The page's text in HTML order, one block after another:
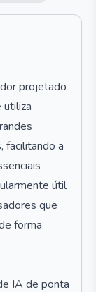
projetado
utiliza
facilitando a
útil
que
forma
IA de ponta